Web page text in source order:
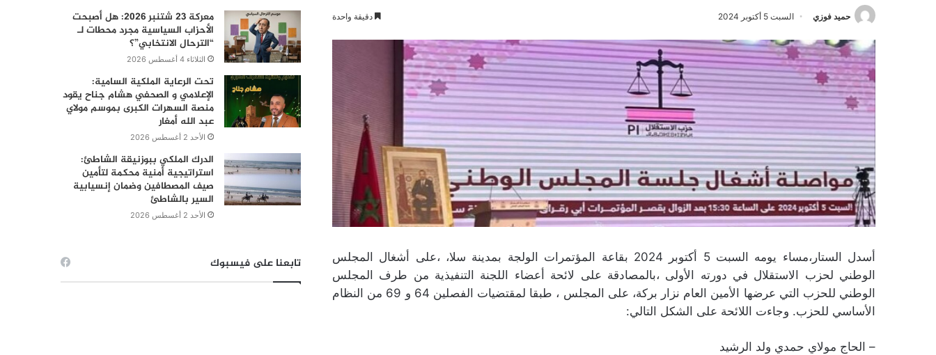
حميد فوزي السبت 5 أكتوبر 2024 دقيقة واحدة
أسدل الستار،مساء يومه السبت 5 أكتوبر 2024 بقاعة المؤتمرات الولجة بمدينة سلا، ،على أشغال المجلس
الوطني لحزب الاستقلال في دورته الأولى ،بالمصادقة على لائحة أعضاء اللجنة التنفيذية من طرف المجلس
الوطني للحزب التي عرضها الأمين العام نزار بركة، على المجلس ، طبقا لمقتضيات الفصلين 64 و 69 من النظام
الأساسي للحزب. وجاءت اللائحة على الشكل التالي:
– الحاج مولاي حمدي ولد الرشيد
معركة 23 شتنبر 2026: هل أصبحت
الأحزاب السياسية مجرد محطات لـ
“الترحال الانتخابي”؟
الثلاثاء 4 أغسطس 2026
تحت الرعاية الملكية السامية:
الإعلامي و الصحفي هشام جناح يقود
منصة السهرات الكبرى بموسم مولاي
عبد الله أمغار
الأحد 2 أغسطس 2026
الدرك الملكي ببوزنيقة الشاطئ:
استراتيجية أمنية محكمة لتأمين
صيف المصطافين وضمان إنسيابية
السير بالشاطئ
الأحد 2 أغسطس 2026
تابعنا على فيسبوك